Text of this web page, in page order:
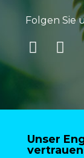
Folgen Sie
Unser